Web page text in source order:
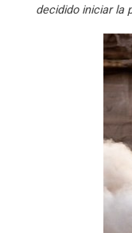
decidido iniciar la